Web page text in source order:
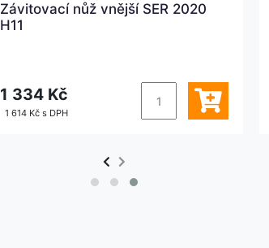
Závitovací nůž vnější SER 2020
H11
1 334 Kč
1 614 Kč s DPH